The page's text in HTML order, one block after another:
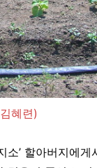
혜련)
’ 할아버지에